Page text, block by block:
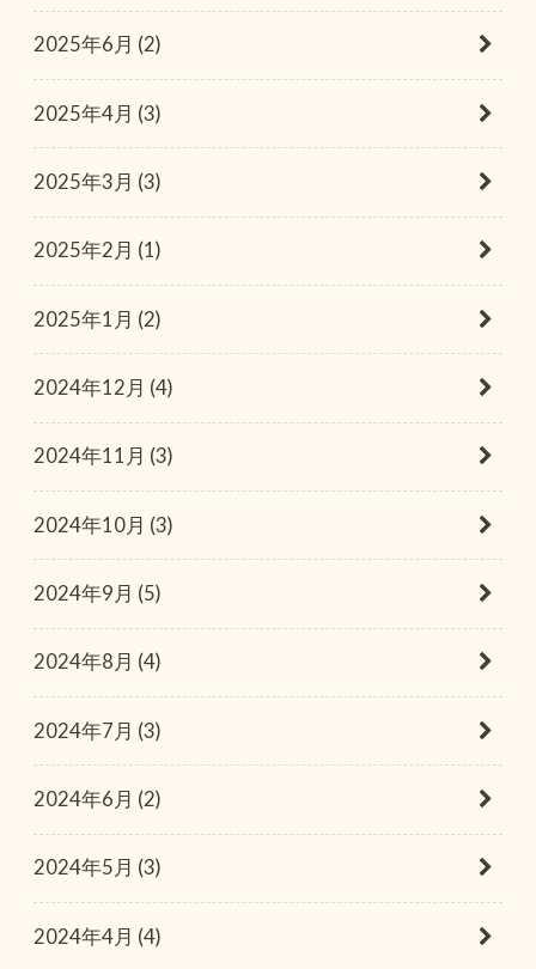
2025年6月 (2)
2025年4月 (3)
2025年3月 (3)
2025年2月 (1)
2025年1月 (2)
2024年12月 (4)
2024年11月 (3)
2024年10月 (3)
2024年9月 (5)
2024年8月 (4)
2024年7月 (3)
2024年6月 (2)
2024年5月 (3)
2024年4月 (4)